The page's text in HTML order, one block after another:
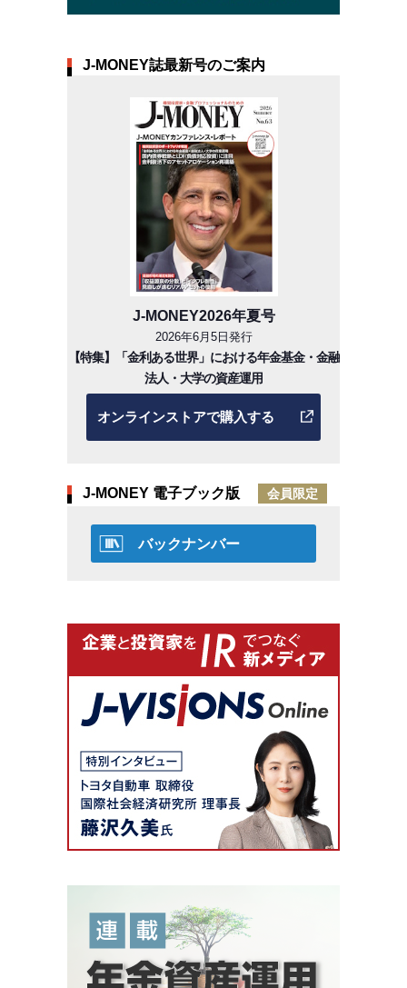
J-MONEY誌最新号のご案内
J-MONEY2026年夏号
2026年6月5日発行
【特集】「金利ある世界」における年金基金・金融
法人・大学の資産運用
オンラインストアで購入する
J-MONEY 電子ブック版 会員限定
バックナンバー